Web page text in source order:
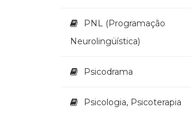
PNL (Programação
Neurolingüística)
Psicodrama
Psicologia, Psicoterapia